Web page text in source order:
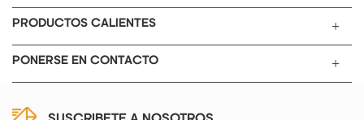
PRODUCTOS CALIENTES
PONERSE EN CONTACTO